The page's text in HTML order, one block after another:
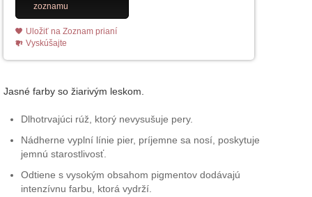
zoznamu
Uložiť na Zoznam prianí
Vyskúšajte
Jasné farby so žiarivým leskom.
Dlhotrvajúci rúž, ktorý nevysušuje pery.
Nádherne vyplní línie pier, príjemne sa nosí, poskytuje
jemnú starostlivosť.
Odtiene s vysokým obsahom pigmentov dodávajú
intenzívnu farbu, ktorá vydrží.